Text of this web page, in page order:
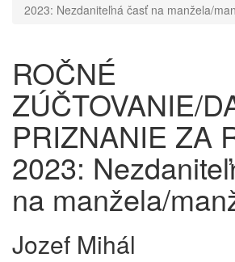
2023: Nezdaniteľná časť na manžela/
ROČNÉ
ZÚČTOVANIE/
PRIZNANIE ZA
2023:
na manžela/
Jozef Mihál